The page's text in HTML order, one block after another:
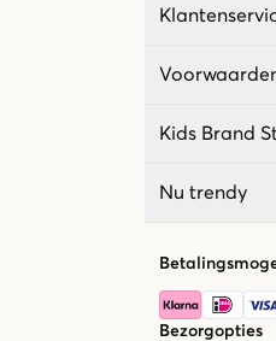
Kids Brand
Nu trendy
Bezorgopties